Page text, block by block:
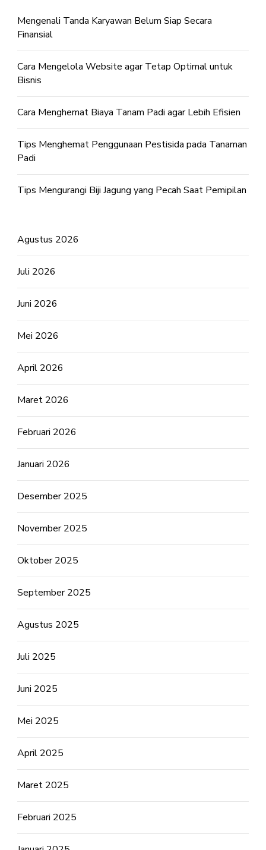
Mengenali Tanda Karyawan Belum Siap Secara
Finansial
Cara Mengelola Website agar Tetap Optimal untuk
Bisnis
Cara Menghemat Biaya Tanam Padi agar Lebih Efisien
Tips Menghemat Penggunaan Pestisida pada Tanaman
Padi
Tips Mengurangi Biji Jagung yang Pecah Saat Pemipilan
Agustus 2026
Juli 2026
Juni 2026
Mei 2026
April 2026
Maret 2026
Februari 2026
Januari 2026
Desember 2025
November 2025
Oktober 2025
September 2025
Agustus 2025
Juli 2025
Juni 2025
Mei 2025
April 2025
Maret 2025
Februari 2025